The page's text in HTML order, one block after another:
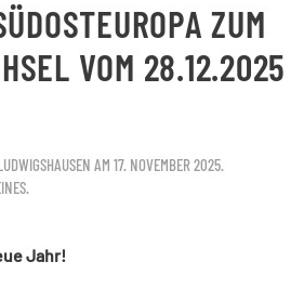
ZUM
VOM 28.12.2025
AM 17. NOVEMBER 2025.
.
Jahr!